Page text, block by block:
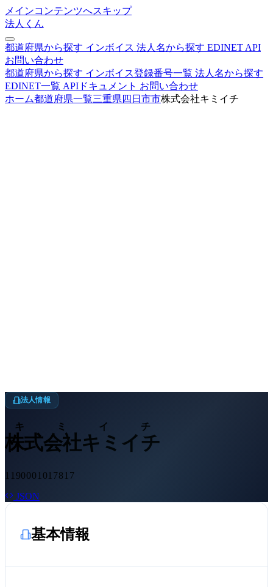
メインコンテンツへスキップ
法人くん
都道府県から探す インボイス 法人名から探す EDINET API
お問い合わせ
都道府県から探す インボイス登録番号一覧 法人名から探す
EDINET一覧 APIドキュメント お問い合わせ
ホーム都道府県一覧三重県 四日市市株式会社キミイチ
法人情報
株式会社キミイチ
キミイチ
1190001017817
JSON
基本情報